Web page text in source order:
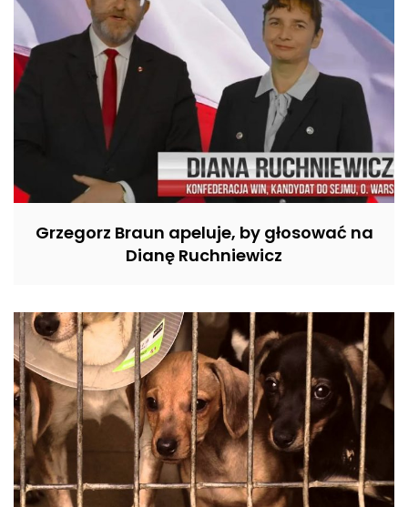
Grzegorz Braun apeluje, by głosować na
Dianę Ruchniewicz